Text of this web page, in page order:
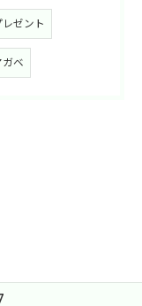
レゼント
ガベ